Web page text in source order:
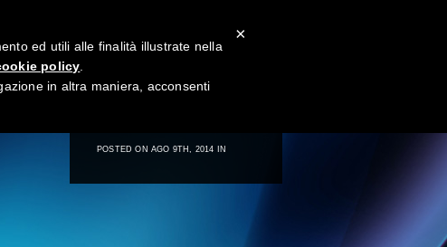
POSTED ON AGO 9TH, 2014 IN
×
ed utili alle finalità illustrate nella
policy
in altra maniera, acconsenti